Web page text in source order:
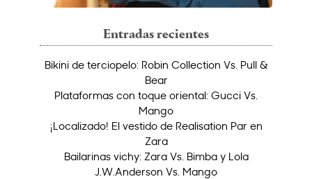
Entradas recientes
Bikini de terciopelo: Robin Collection Vs. Pull &
Bear
Plataformas con toque oriental: Gucci Vs.
Mango
¡Localizado! El vestido de Realisation Par en
Zara
Bailarinas vichy: Zara Vs. Bimba y Lola
J.W.Anderson Vs. Mango